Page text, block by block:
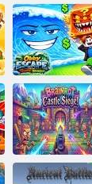
Обби: Побег от
цунами и
Брейнрот